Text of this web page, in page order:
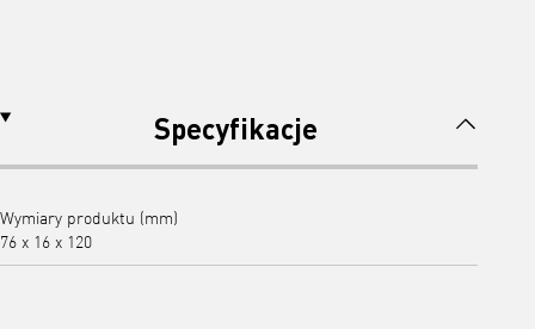
Specyfikacje
Wymiary produktu (mm)
76 x 16 x 120